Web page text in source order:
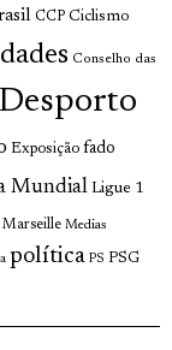
CCP Ciclismo
Conselho das
Desporto
Exposição fado
Mundial Ligue 1
Marseille Medias
política PS PSG